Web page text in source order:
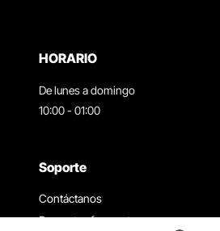
HORARIO
De lunes a domingo
10:00 - 01:00
Soporte
Contáctanos
Preguntas frecuentes